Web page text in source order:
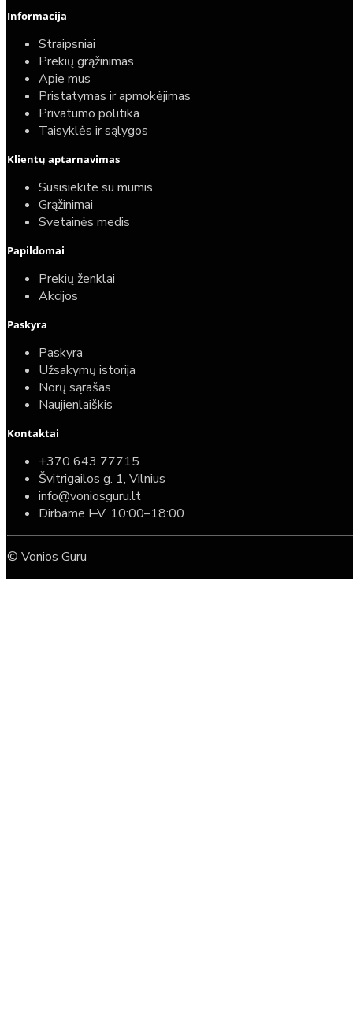
Informacija
Straipsniai
Prekių grąžinimas
Apie mus
Pristatymas ir apmokėjimas
Privatumo politika
Taisyklės ir sąlygos
Klientų aptarnavimas
Susisiekite su mumis
Grąžinimai
Svetainės medis
Papildomai
Prekių ženklai
Akcijos
Paskyra
Paskyra
Užsakymų istorija
Norų sąrašas
Naujienlaiškis
Kontaktai
+370 643 77715
Švitrigailos g. 1, Vilnius
info@voniosguru.lt
Dirbame I–V, 10:00–18:00
© Vonios Guru